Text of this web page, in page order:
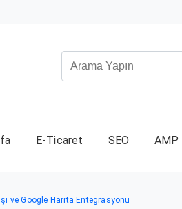
E-Ticaret SEO AMP
ve Google Harita Entegrasyonu